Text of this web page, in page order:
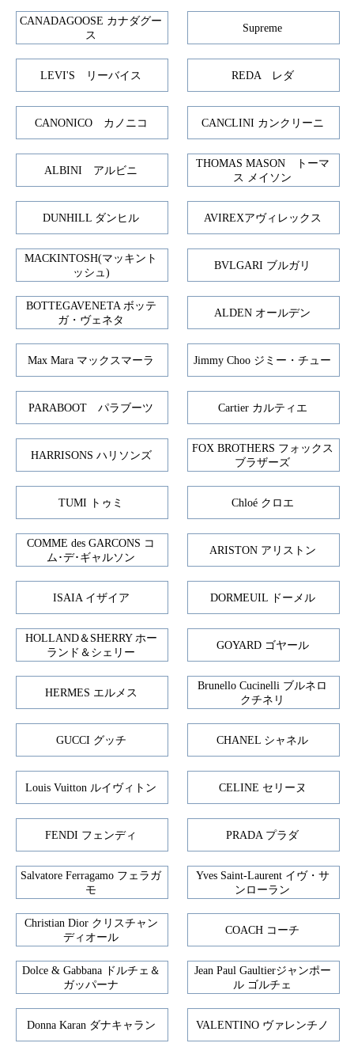
CANADAGOOSE カナダグー
ス
Supreme
LEVI'S リーバイス REDA レダ
CANONICO カノニコ CANCLINI カンクリーニ
ALBINI アルビニ
THOMAS MASON トーマ
ス メイソン
DUNHILL ダンヒル AVIREXアヴィレックス
MACKINTOSH(マッキント
ッシュ)
BVLGARI ブルガリ
BOTTEGAVENETA ボッテ
ガ・ヴェネタ
ALDEN オールデン
Max Mara マックスマーラ Jimmy Choo ジミー・チュー
PARABOOT パラブーツ Cartier カルティエ
HARRISONS ハリソンズ
FOX BROTHERS フォックス
ブラザーズ
TUMI トゥミ Chloé クロエ
COMME des GARCONS コ
ム･デ･ギャルソン
ARISTON アリストン
ISAIA イザイア DORMEUIL ドーメル
HOLLAND＆SHERRY ホー
ランド＆シェリー
GOYARD ゴヤール
HERMES エルメス
Brunello Cucinelli ブルネロ
クチネリ
GUCCI グッチ CHANEL シャネル
Louis Vuitton ルイヴィトン CELINE セリーヌ
FENDI フェンディ PRADA プラダ
Salvatore Ferragamo フェラガ
モ
Yves Saint-Laurent イヴ・サ
ンローラン
Christian Dior クリスチャン
ディオール
COACH コーチ
Dolce & Gabbana ドルチェ＆
ガッパーナ
Jean Paul Gaultierジャンポー
ル ゴルチェ
Donna Karan ダナキャラン VALENTINO ヴァレンチノ